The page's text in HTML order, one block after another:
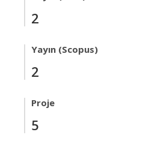
2
Yayın (Scopus)
2
Proje
5